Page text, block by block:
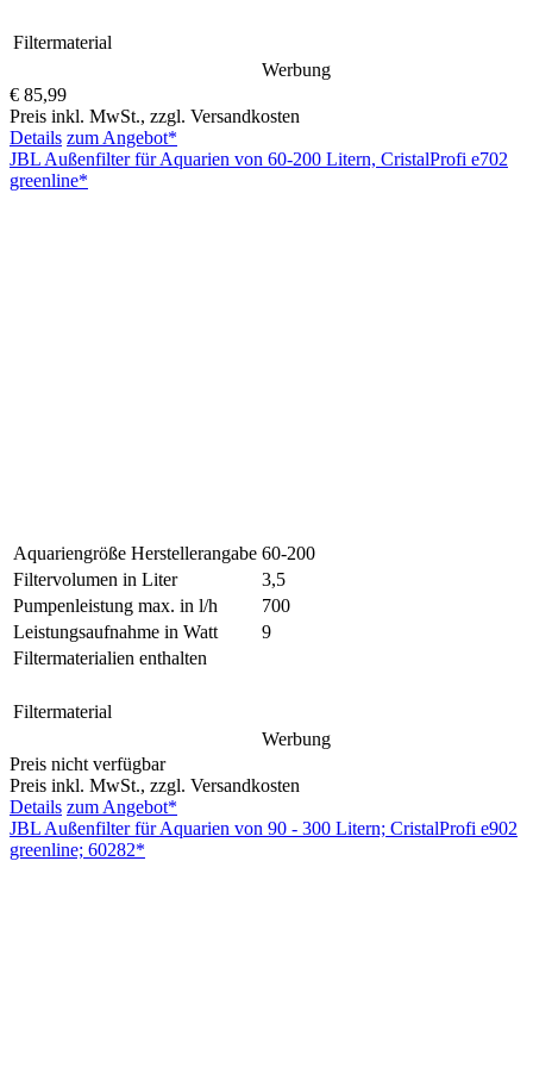
Filtermaterial
Werbung
€ 85,99
Preis inkl. MwSt., zzgl. Versandkosten
Details zum Angebot*
JBL Außenfilter für Aquarien von 60-200 Litern, CristalProfi e702
greenline*
Aquariengröße Herstellerangabe 60-200
Filtervolumen in Liter
3,5
Pumpenleistung max. in l/h
700
Leistungsaufnahme in Watt
9
Filtermaterialien enthalten
Filtermaterial
Werbung
Preis nicht verfügbar
Preis inkl. MwSt., zzgl. Versandkosten
Details zum Angebot*
JBL Außenfilter für Aquarien von 90 - 300 Litern; CristalProfi e902
greenline; 60282*